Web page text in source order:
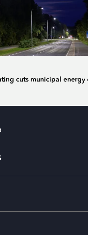
cuts municipal energy